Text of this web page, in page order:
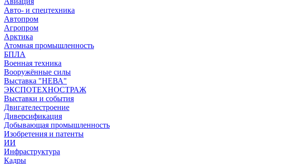
Авто- и спецтехника
Автопром
Агропром
Арктика
Атомная промышленность
БПЛА
Военная техника
Вооружённые силы
Выставка "НЕВА"
ЭКСПОТЕХНОСТРАЖ
Выставки и события
Двигателестроение
Диверсификация
Добывающая промышленность
Изобретения и патенты
ИИ
Инфраструктура
Кадры